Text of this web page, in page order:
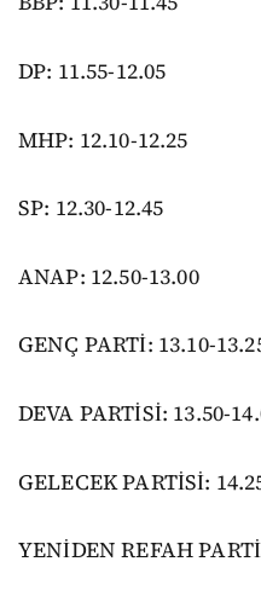
DP: 11.55-12.05
MHP: 12.10-12.25
SP: 12.30-12.45
ANAP: 12.50-13.00
GENÇ PARTİ: 13.10-
DEVA PARTİSİ: 13.50-
GELECEK PARTİSİ:
YENİDEN REFAH